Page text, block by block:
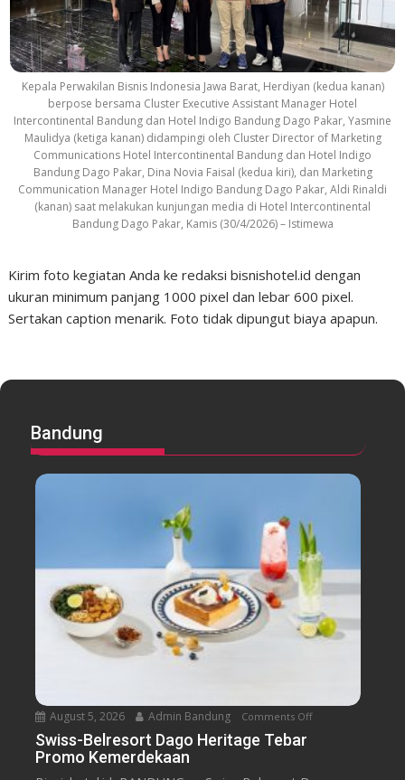
Kepala Perwakilan Bisnis Indonesia Jawa Barat, Herdiyan (kedua kanan)
berpose bersama Cluster Executive Assistant Manager Hotel
Intercontinental Bandung dan Hotel Indigo Bandung Dago Pakar, Yasmine
Maulidya (ketiga kanan) didampingi oleh Cluster Director of Marketing
Communications Hotel Intercontinental Bandung dan Hotel Indigo
Bandung Dago Pakar, Dina Novia Faisal (kedua kiri), dan Marketing
Communication Manager Hotel Indigo Bandung Dago Pakar, Aldi Rinaldi
(kanan) saat melakukan kunjungan media di Hotel Intercontinental
Bandung Dago Pakar, Kamis (30/4/2026) – Istimewa
Kirim foto kegiatan Anda ke redaksi bisnishotel.id dengan
ukuran minimum panjang 1000 pixel dan lebar 600 pixel.
Sertakan caption menarik. Foto tidak dipungut biaya apapun.
Bandung
August 5, 2026 Admin Bandung Comments Offo
Swiss-Belresort Dago Heritage Tebar
Promo Kemerdekaan